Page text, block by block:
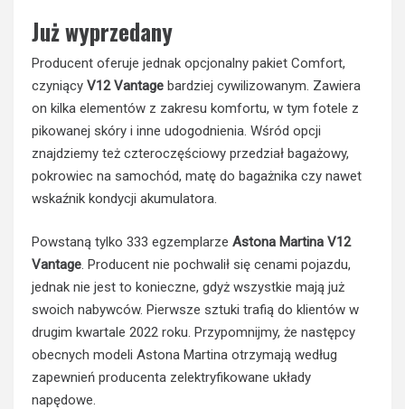
Już wyprzedany
Producent oferuje jednak opcjonalny pakiet Comfort,
czyniący V12 Vantage bardziej cywilizowanym. Zawiera
on kilka elementów z zakresu komfortu, w tym fotele z
pikowanej skóry i inne udogodnienia. Wśród opcji
znajdziemy też czteroczęściowy przedział bagażowy,
pokrowiec na samochód, matę do bagażnika czy nawet
wskaźnik kondycji akumulatora.
Powstaną tylko 333 egzemplarze Astona Martina V12
Vantage. Producent nie pochwalił się cenami pojazdu,
jednak nie jest to konieczne, gdyż wszystkie mają już
swoich nabywców. Pierwsze sztuki trafią do klientów w
drugim kwartale 2022 roku. Przypomnijmy, że następcy
obecnych modeli Astona Martina otrzymają według
zapewnień producenta zelektryfikowane układy
napędowe.